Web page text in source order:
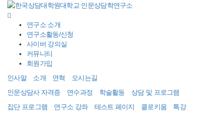
연구소 소개
연구소활동/신청
사이버 강의실
커뮤니티
회원가입
인사말
소개 연혁
오시는길
인문상담사 자격증
연수과정 학술활동
상담 및 프로그램
집단 프로그램
연구소 강좌 테스트 페이지 콜로키움
특강